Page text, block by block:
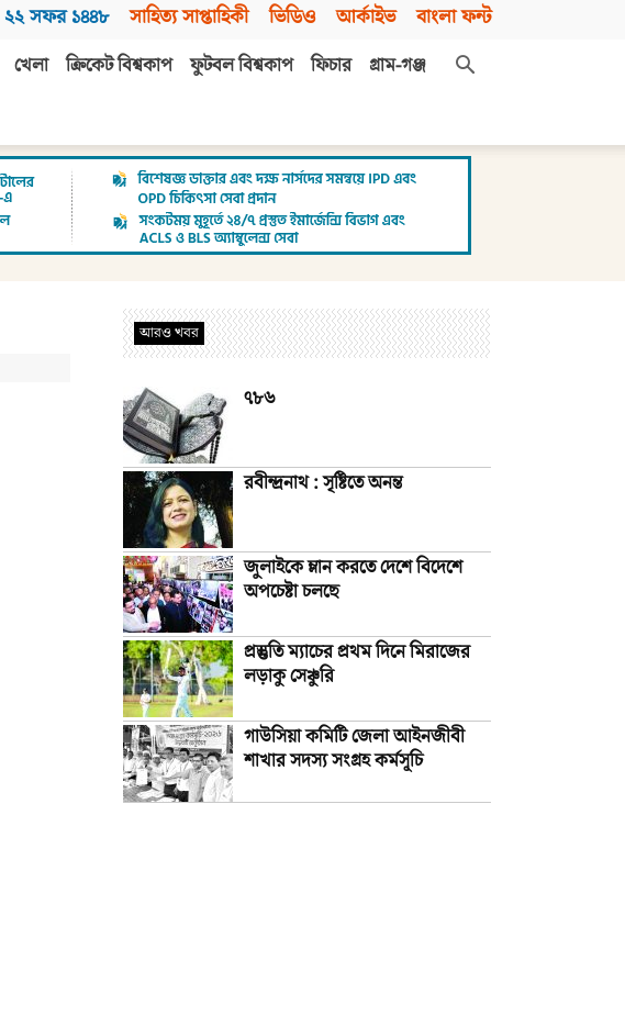
২২ সফর ১৪৪৮ সাহিত্য সাপ্তাহিকী ভিডিও আর্কাইভ বাংলা ফন্ট
খেলা ক্রিকেট বিশ্বকাপ ফুটবল বিশ্বকাপ ফিচার
গ্রাম-গঞ্জ
আরও খবর
৭৮৬
রবীন্দ্রনাথ : সৃষ্টিতে অনন্ত
জুলাইকে ম্লান করতে দেশে বিদেশে
অপচেষ্টা চলছে
প্রস্তুতি ম্যাচের প্রথম দিনে মিরাজের
লড়াকু সেঞ্চুরি
গাউসিয়া কমিটি জেলা আইনজীবী
শাখার সদস্য সংগ্রহ কর্মসূচি